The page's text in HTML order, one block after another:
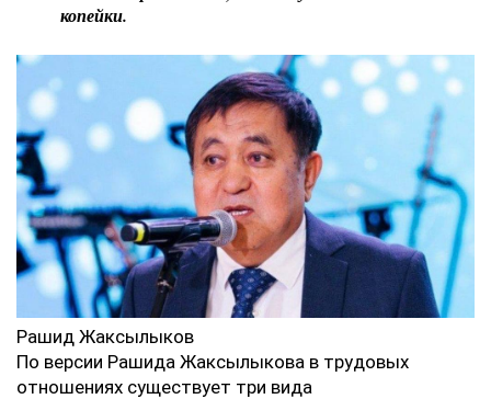
копейки.
Рашид Жаксылыков
По версии Рашида Жаксылыкова в трудовых
отношениях существует три вида